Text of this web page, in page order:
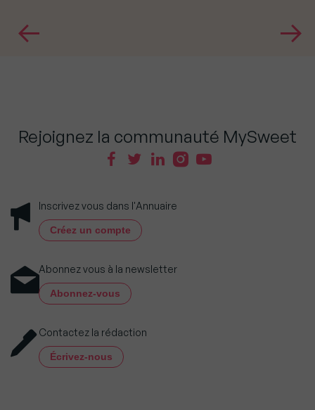
Rejoignez la communauté MySweet
Inscrivez vous dans l'Annuaire
Créez un compte
Abonnez vous à la newsletter
Abonnez-vous
Contactez la rédaction
Écrivez-nous